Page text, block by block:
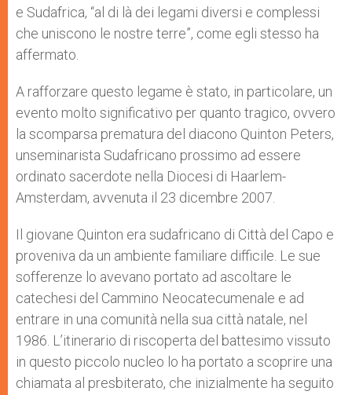
e Sudafrica, “al di là dei legami diversi e complessi
che uniscono le nostre terre”, come egli stesso ha
affermato.
A rafforzare questo legame è stato, in particolare, un
evento molto significativo per quanto tragico, ovvero
la scomparsa prematura del diacono Quinton Peters,
unseminarista Sudafricano prossimo ad essere
ordinato sacerdote nella Diocesi di Haarlem-
Amsterdam, avvenuta il 23 dicembre 2007.
Il giovane Quinton era sudafricano di Città del Capo e
proveniva da un ambiente familiare difficile. Le sue
sofferenze lo avevano portato ad ascoltare le
catechesi del Cammino Neocatecumenale e ad
entrare in una comunità nella sua città natale, nel
1986. L’itinerario di riscoperta del battesimo vissuto
in questo piccolo nucleo lo ha portato a scoprire una
chiamata al presbiterato, che inizialmente ha seguito